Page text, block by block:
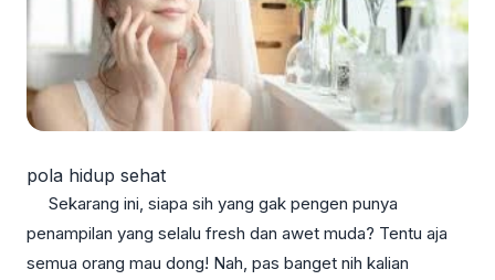
pola hidup sehat
Sekarang ini, siapa sih yang gak pengen punya
penampilan yang selalu fresh dan awet muda? Tentu aja
semua orang mau dong! Nah, pas banget nih kalian